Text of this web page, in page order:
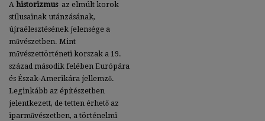
A historizmusaz elmúlt korok
stílusainak utánzásának,
újraélesztésének jelensége a
művészetben. Mint
művészettörténeti korszak a 19.
század második felében Európára
és Észak-Amerikára jellemző.
Leginkább az építészetben
jelentkezett, de tetten érhető az
iparművészetben, a történelmi